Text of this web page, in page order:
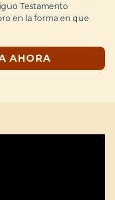
Testamento
en la forma en que
AHORA